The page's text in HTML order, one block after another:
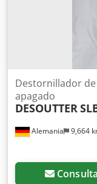
Alemania 9,664
Destornillador
apagado
DESOUTTER